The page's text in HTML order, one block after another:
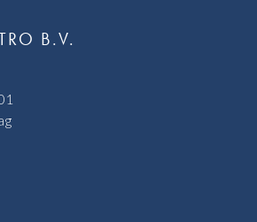
B.V.